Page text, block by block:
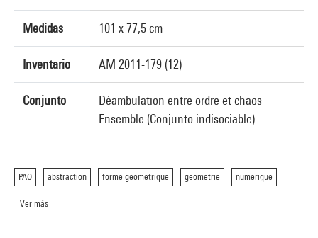
Medidas 101 x 77,5 cm
Inventario AM 2011-179 (12)
Conjunto
Déambulation entre ordre et chaos
Ensemble (Conjunto indisociable)
PAO abstraction forme géométrique géométrie numérique
Ver más